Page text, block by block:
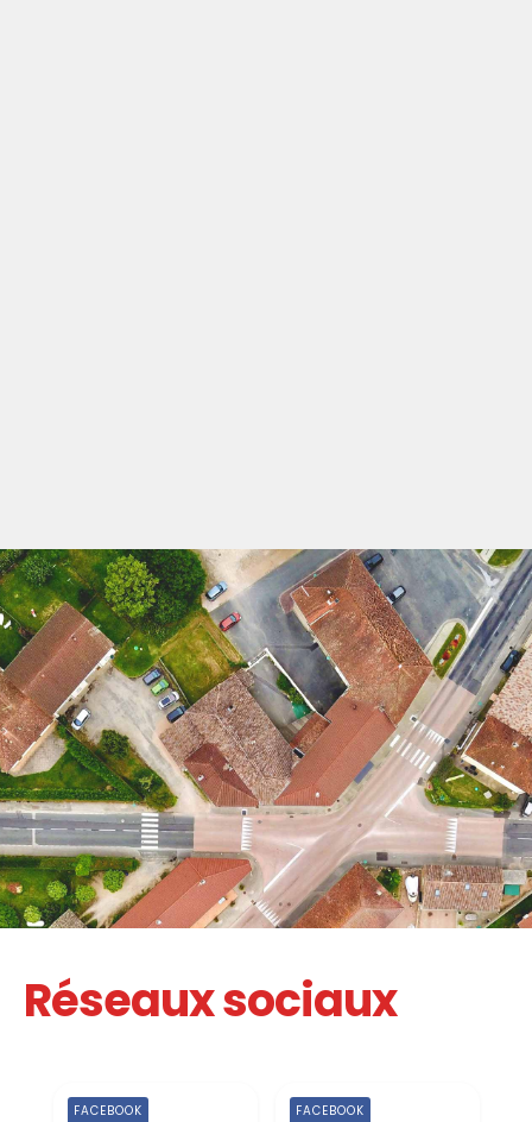
Réseaux sociaux
FACEBOOK FACEBOOK